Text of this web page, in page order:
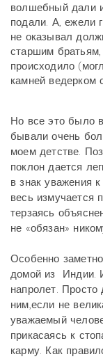
волшебный дали
подали. А, ежели
не оказывал
старшим
происходило
камней ведерком
Но все это было
бывали очень
моем детстве.
поклон дается
в знак уважения
весь измучается
терзаясь
не «обязан»
Особенно
домой из Индии.
напролет.
ним,если не
уважаемый
прикасаясь к
карму. Как